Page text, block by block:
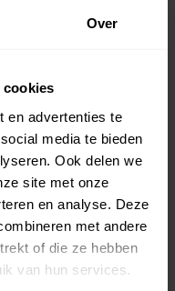
Over
cookies
en advertenties te
media te bieden
Ook delen we
site met onze
en analyse. Deze
met andere
of die ze hebben
van hun services.
(koopsom
Dit